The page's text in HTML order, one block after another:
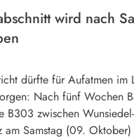
wird nach
dürfte für Aufatmen im
Nach fünf Wochen
B303 zwischen
am Samstag (09.